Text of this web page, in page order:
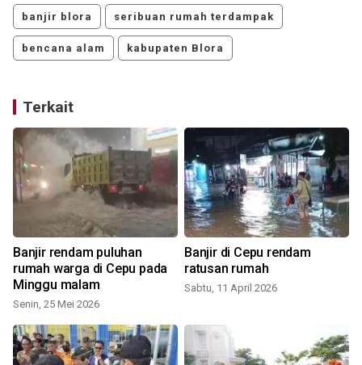
banjir blora seribuan rumah terdampak
bencana alam kabupaten Blora
Terkait
Banjir rendam puluhan
rumah warga di Cepu pada
Minggu malam
Senin, 25 Mei 2026
Banjir di Cepu rendam
ratusan rumah
Sabtu, 11 April 2026